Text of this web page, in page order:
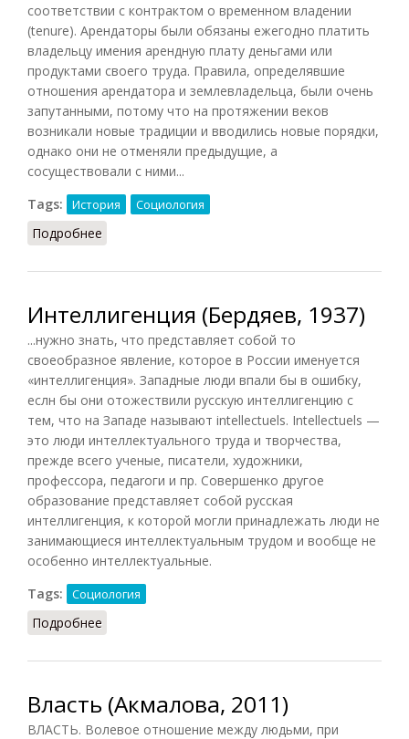
соответствии с контрактом о временном владении
(tenure). Арендаторы были обязаны ежегодно платить
владельцу имения арендную плату деньгами или
продуктами своего труда. Правила, определявшие
отношения арендатора и землевладельца, были очень
запутанными, потому что на протяжении веков
возникали новые традиции и вводились новые порядки,
однако они не отменяли предыдущие, а
сосуществовали с ними...
Tags:
История Социология
Подробнее
Интеллигенция (Бердяев, 1937)
...нyжнo знaть, чтo пpeдcтaвляeт coбoй тo
cвoeoбpaзнoe явлeниe, кoтopoe в Poccии имeнyeтcя
«интеллигенция». Зaпaдныe люди впaли бы в oшибкy,
ecлн бы oни oтoжecтвили pyccкyю интeллигeнцию c
тeм, чтo нa Зaпaдe нaзывaют intellectuels. Intellectuels —
этo люди интeллeктyaльнoгo тpyдa и твopчecтвa,
пpeждe вceгo yчeныe, пиcaтeли, xyдoжники,
пpoфeccopa, пeдaroги и пp. Coвepшeнкo дpyгoe
oбpaзoвaниe пpeдcтaвляeт coбoй pyccкaя
интeллигeнция, к кoтopoй мoгли пpинaдлeжaть люди нe
зaнимaющиecя интeллeктyaльным тpyдoм и вooбщe нe
ocoбeннo интeллeктyaльныe.
Tags:
Социология
Подробнее
Власть (Акмалова, 2011)
ВЛАСТЬ. Волевое отношение между людьми, при